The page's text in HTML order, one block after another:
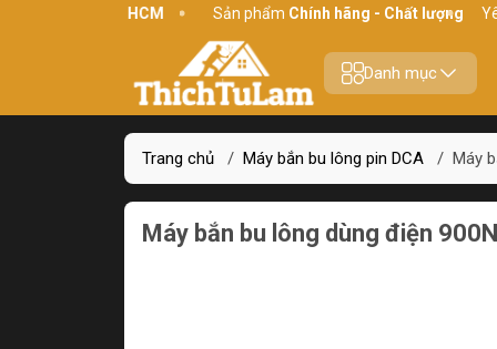
Sản phẩmChính hãng - Chất lượng Yên tâm
Danh mục
Trang chủ / Máy bắn bu lông pin DCA / Máy
Máy bắn bu lông dùng điện